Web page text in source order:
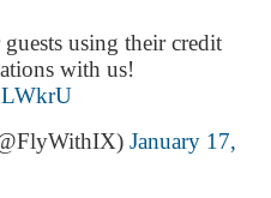
using their credit
with us!
January 17,